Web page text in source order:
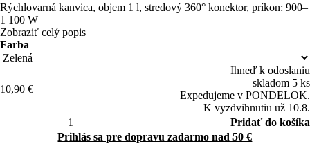
Rýchlovarná kanvica, objem 1 l, stredový 360° konektor, príkon: 900–
1 100 W
Zobraziť celý popis
Farba
10,90 €
Ihneď k odoslaniu
skladom 5 ks
Expedujeme v PONDELOK.
K vyzdvihnutiu už 10.8.
Pridať do košíka
Prihlás sa pre dopravu zadarmo nad 50 €